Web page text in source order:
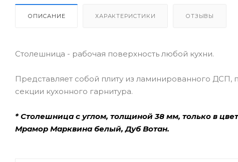
ОПИСАНИЕ ХАРАКТЕРИСТИКИ ОТЗЫВЫ
Столешница - рабочая поверхность любой кухни.
Представляет собой плиту из ламинированного
секции кухонного гарнитура.
* Столешница с углом, толщиной 38 мм, только в
Мрамор Марквина белый, Дуб Вотан.